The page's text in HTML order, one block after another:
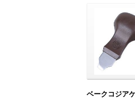
ベークコジア